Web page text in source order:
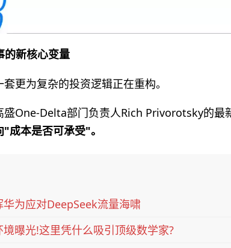
新核心变量
更为复杂的投资逻辑正在重构。
One-Delta部门负责人Rich Privorotsky的最
成本是否可承受"。
为应对DeepSeek流量海啸
曝光!这里凭什么吸引顶级数学家?